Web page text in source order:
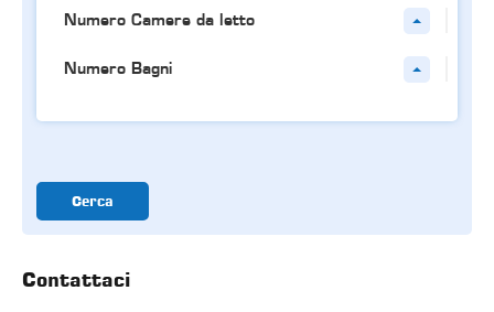
Numero Camere da letto
Numero Bagni
Cerca
Contattaci